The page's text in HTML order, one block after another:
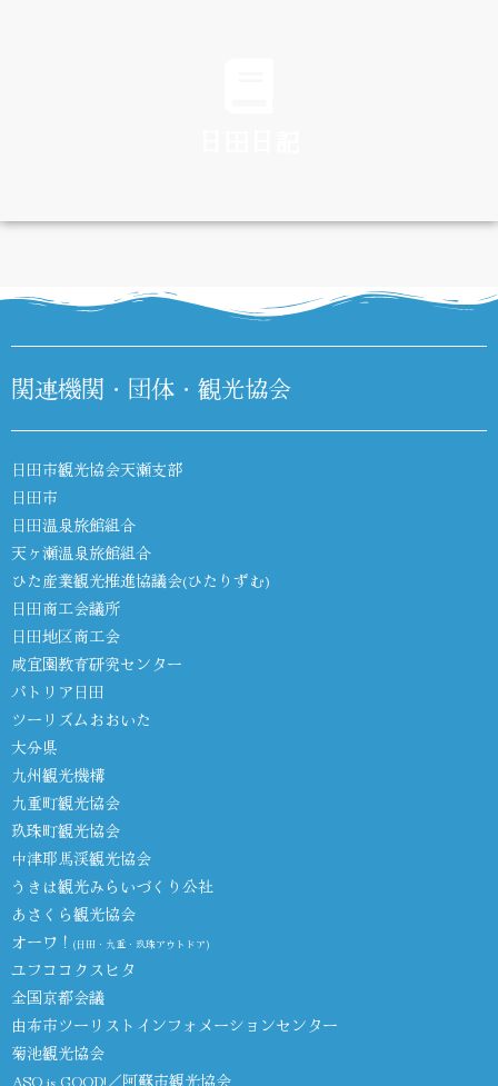
DIARY
関連機関・団体・観光協会
日田市観光協会天瀬支部
日田市
日田温泉旅館組合
天ヶ瀬温泉旅館組合
ひた産業観光推進協議会(ひたりずむ)
日田商工会議所
日田地区商工会
咸宜園教育研究センター
パトリア日田
ツーリズムおおいた
大分県
九州観光機構
九重町観光協会
玖珠町観光協会
中津耶馬渓観光協会
うきは観光みらいづくり公社
あさくら観光協会
オーワ！ (日田・九重・玖珠アウトドア)
ユフココクスヒタ
全国京都会議
由布市ツーリストインフォメーションセンター
菊池観光協会
ASO is GOOD!／阿蘇市観光協会